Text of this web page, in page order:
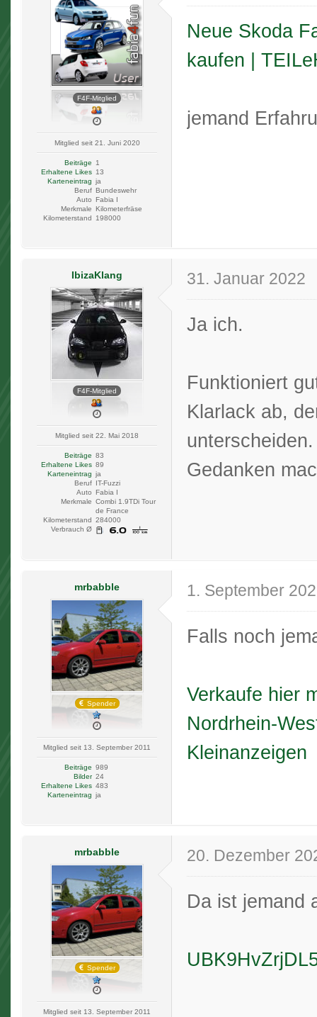
F4F-Mitglied
Mitglied seit 21. Juni 2020
Beiträge
1
Erhaltene Likes 13
Karteneintrag ja
Beruf Bundeswehr
Auto Fabia I
Merkmale Kilometerfräse
Kilometerstand
198000
Neue Skoda
kaufen |
jemand
IbizaKlang
F4F-Mitglied
Mitglied seit 22. Mai 2018
Beiträge 83
Erhaltene Likes 89
Karteneintrag ja
Beruf IT-Fuzzi
Auto Fabia I
Merkmale Combi 1.9TDi Tour
de France
Kilometerstand 284000
Verbrauch Ø
31. Januar 2022
Ja ich.
Funktioniert
Klarlack ab,
Gedanken
mrbabble
Spender
Mitglied seit 13. September 2011
Beiträge 989
Bilder 24
Erhaltene Likes 483
Karteneintrag ja
1. September
Falls noch
Verkaufe hier
Nordrhein-
Kleinanzeigen
mrbabble
Spender
Mitglied seit 13. September 2011
20. Dezember
Da ist jemand